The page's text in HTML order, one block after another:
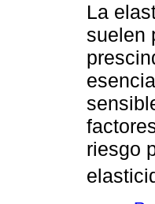
La
suelen
riesgo